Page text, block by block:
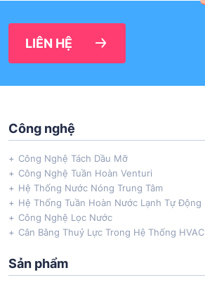
LIÊN HỆ
Công nghệ
Công Nghệ Tách Dầu Mỡ
Công Nghệ Tuần Hoàn Venturi
Hệ Thống Nước Nóng Trung Tâm
Hệ Thống Tuần Hoàn Nước Lạnh Tự Động
Công Nghệ Lọc Nước
Cân Bằng Thuỷ Lực Trong Hệ Thống HVAC
Sản phẩm